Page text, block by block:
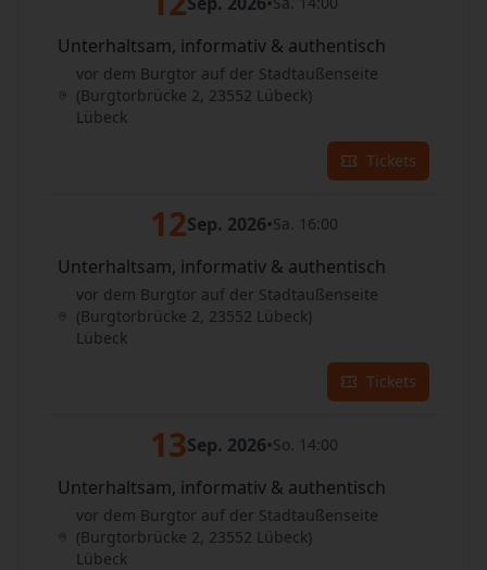
Unterhaltsam, informativ & authentisch
vor dem Burgtor auf der Stadtaußenseite
(Burgtorbrücke 2, 23552 Lübeck)
Lübeck
Tickets
12Sep. 2026•Sa. 16:00
Unterhaltsam, informativ & authentisch
vor dem Burgtor auf der Stadtaußenseite
(Burgtorbrücke 2, 23552 Lübeck)
Lübeck
Tickets
13Sep. 2026•So. 14:00
Unterhaltsam, informativ & authentisch
vor dem Burgtor auf der Stadtaußenseite
(Burgtorbrücke 2, 23552 Lübeck)
Lübeck